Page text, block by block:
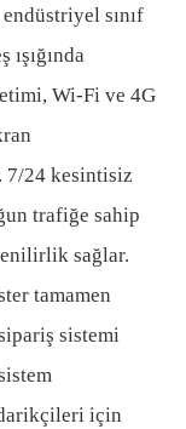
sınıf
Wi-Fi ve 4G
7/24 kesintisiz
trafiğe sahip
sağlar.
tamamen
sistemi
için